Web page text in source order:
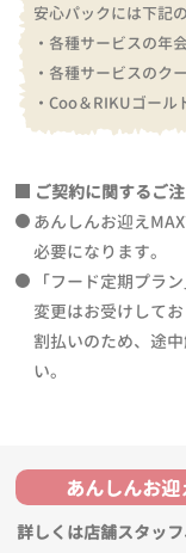
安心パックには下記
・各種サービスの年
・各種サービスのク
・Coo＆RIKUゴール
ご契約に関するご
あんしんお迎え
必要になります。
「フード定期プラ
変更はお受けして
割払いのため、途
い。
あんしんお
詳しくは店舗スタッ